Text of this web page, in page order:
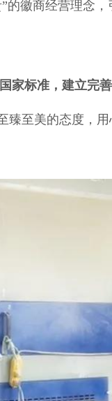
的徽商经营理念
家标准，建立完
臻至美的态度，